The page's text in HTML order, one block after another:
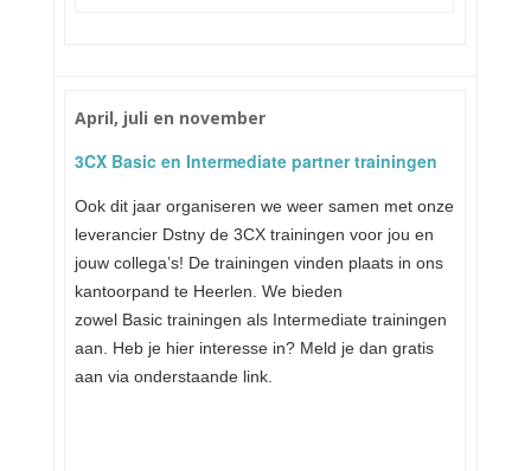
April, juli en november
3CX Basic en Intermediate partner trainingen
Ook dit jaar organiseren we weer samen met onze
leverancier Dstny de 3CX trainingen voor jou en
jouw collega’s! De trainingen vinden plaats in ons
kantoorpand te Heerlen. We bieden
zowel Basic trainingen als Intermediate trainingen
aan. Heb je hier interesse in? Meld je dan gratis
aan via onderstaande link.